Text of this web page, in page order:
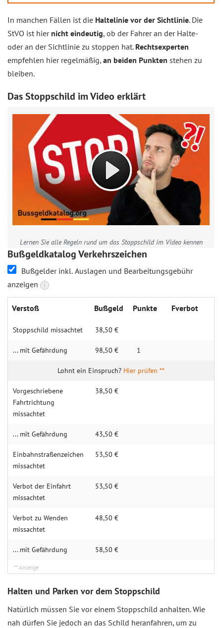
In manchen Fällen ist die Haltelinie vor der Sichtlinie. Die
StVO ist hier nicht eindeutig, ob der Fahrer an der Halte-
oder an der Sichtlinie zu stoppen hat. Rechtsexperten
empfehlen hier regelmäßig, an beiden Punkten stehen zu
bleiben.
Das Stoppschild im Video erklärt
Lernen Sie alle Regeln rund um das Stoppschild im Video kennen
Bußgeldkatalog Verkehrszeichen
Bußgelder inkl. Auslagen und Bearbeitungsgebühr
anzeigen
i
Verstoß Bußgeld Punkte Fverbot
Stoppschild missachtet 38,50 €
... mit Gefährdung 98,50 € 1
Hier prüfen **
Vorgeschriebene
Fahrtrichtung
missachtet
38,50 €
... mit Gefährdung 43,50 €
Einbahnstraßenzeichen
missachtet
53,50 €
Verbot der Einfahrt
missachtet
53,50 €
Verbot zu Wenden
missachtet
48,50 €
... mit Gefährdung 58,50 €
Halten und Parken vor dem Stoppschild
Natürlich müssen Sie vor einem Stoppschild anhalten. Wie
nah dürfen Sie jedoch an das Schild heranfahren, um zu